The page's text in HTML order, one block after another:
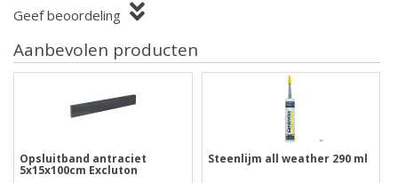
Geef beoordeling
Aanbevolen producten
Opsluitband antraciet
5x15x100cm Excluton
Steenlijm all weather 290 ml